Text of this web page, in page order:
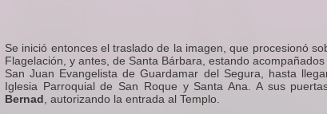
Se inició entonces el traslado de la imagen, que procesionó
Flagelación, y antes, de Santa Bárbara, estando
San Juan Evangelista de Guardamar del Segura, hasta
Iglesia Parroquial de San Roque y Santa Ana. A sus
Bernad , autorizando la entrada al Templo.